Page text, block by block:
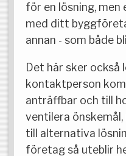
för en lösning,
med ditt
annan - som både
Det här sker också
kontaktperson
anträffbar och till
ventilera
till alternativa
företag så uteblir